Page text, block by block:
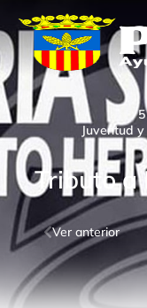
Juventud
Tributo a
Ver anterior